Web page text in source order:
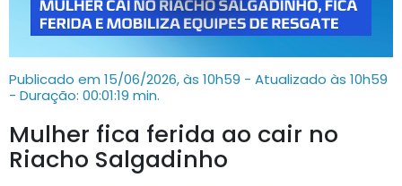
Publicado em 15/06/2026, às 10h59 - Atualizado às 10h59
- Duração: 00:01:19 min.
Mulher fica ferida ao cair no
Riacho Salgadinho